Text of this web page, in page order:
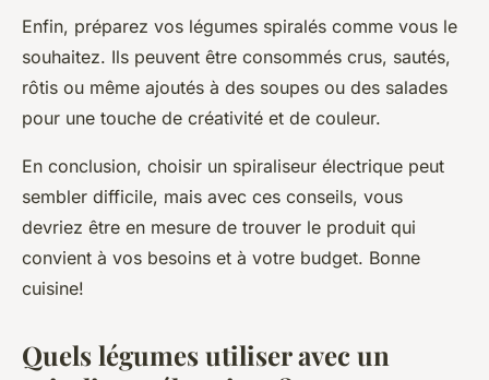
Enfin, préparez vos légumes spiralés comme vous le
souhaitez. Ils peuvent être consommés crus, sautés,
rôtis ou même ajoutés à des soupes ou des salades
pour une touche de créativité et de couleur.
En conclusion, choisir un spiraliseur électrique peut
sembler difficile, mais avec ces conseils, vous
devriez être en mesure de trouver le produit qui
convient à vos besoins et à votre budget. Bonne
cuisine!
Quels légumes utiliser avec un